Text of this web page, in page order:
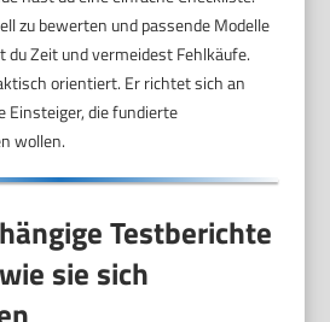
zu bewerten und passende Modelle
du Zeit und vermeidest Fehlkäufe.
orientiert. Er richtet sich an
die fundierte
wollen.
Testberichte
sie sich